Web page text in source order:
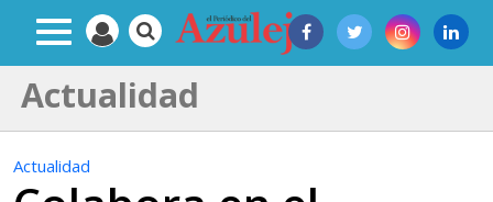
Actualidad
Actualidad